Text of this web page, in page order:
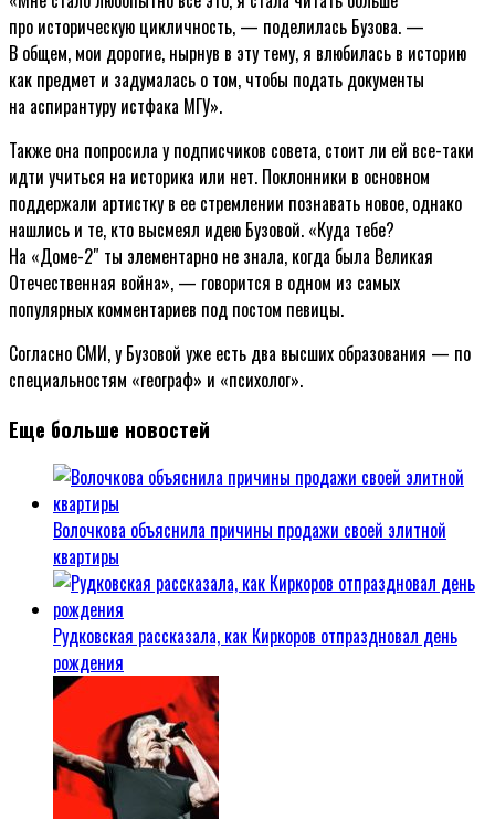
про историческую цикличность, — поделилась Бузова. —
В общем, мои дорогие, нырнув в эту тему, я влюбилась в историю
как предмет и задумалась о том, чтобы подать документы
на аспирантуру истфака МГУ».
Также она попросила у подписчиков совета, стоит ли ей все-таки
идти учиться на историка или нет. Поклонники в основном
поддержали артистку в ее стремлении познавать новое, однако
нашлись и те, кто высмеял идею Бузовой. «Куда тебе?
На «Доме-2″ ты элементарно не знала, когда была Великая
Отечественная война», — говорится в одном из самых
популярных комментариев под постом певицы.
Согласно СМИ, у Бузовой уже есть два высших образования — по
специальностям «географ» и «психолог».
Еще больше новостей
Волочкова объяснила причины продажи своей элитной
квартиры
Рудковская рассказала, как Киркоров отпраздновал день
рождения